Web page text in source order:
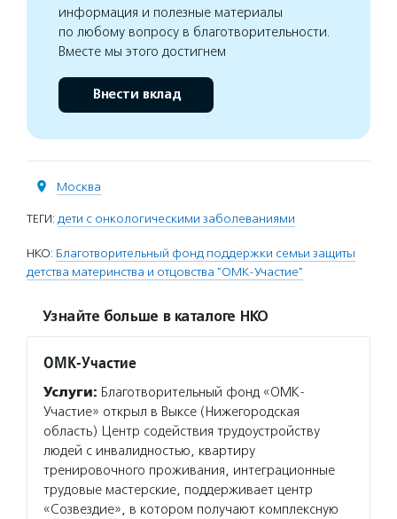
информация и полезные материалы
по любому вопросу в благотворительности.
Вместе мы этого достигнем
Внести вклад
Москва
ТЕГИ: дети с онкологическими заболеваниями
НКО: Благотворительный фонд поддержки семьи защиты
детства материнства и отцовства "ОМК-Участие"
Узнайте больше в каталоге НКО
ОМК-Участие
Услуги: Благотворительный фонд «ОМК-
Участие» открыл в Выксе (Нижегородская
область) Центр содействия трудоустройству
людей с инвалидностью, квартиру
тренировочного проживания, интеграционные
трудовые мастерские, поддерживает центр
«Созвездие», в котором получают комплексную